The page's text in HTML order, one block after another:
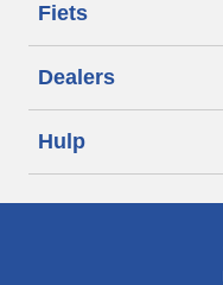
Fiets
Dealers
Hulp